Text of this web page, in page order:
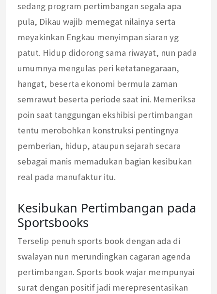
sedang program pertimbangan segala apa
pula, Dikau wajib memegat nilainya serta
meyakinkan Engkau menyimpan siaran yg
patut. Hidup didorong sama riwayat, nun pada
umumnya mengulas peri ketatanegaraan,
hangat, beserta ekonomi bermula zaman
semrawut beserta periode saat ini. Memeriksa
poin saat tanggungan ekshibisi pertimbangan
tentu merobohkan konstruksi pentingnya
pemberian, hidup, ataupun sejarah secara
sebagai manis memadukan bagian kesibukan
real pada manufaktur itu.
Kesibukan Pertimbangan pada
Sportsbooks
Terselip penuh sports book dengan ada di
swalayan nun merundingkan cagaran agenda
pertimbangan. Sports book wajar mempunyai
surat dengan positif jadi merepresentasikan